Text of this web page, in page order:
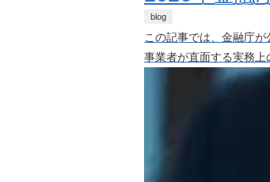
blog
この記事では、金融庁
事業者が直面する実務上